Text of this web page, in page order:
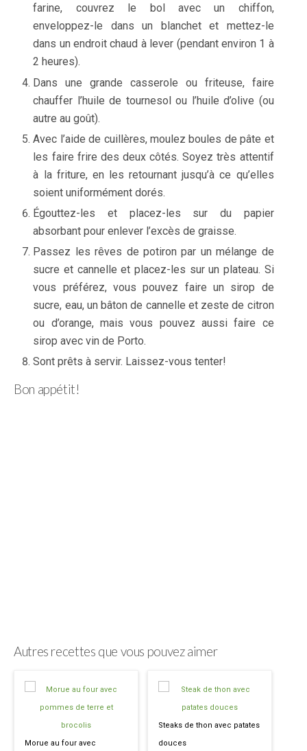
farine, couvrez le bol avec un chiffon,
enveloppez-le dans un blanchet et mettez-le
dans un endroit chaud à lever (pendant environ 1 à
2 heures).
Dans une grande casserole ou friteuse, faire
chauffer l’huile de tournesol ou l’huile d’olive (ou
autre au goût).
Avec l’aide de cuillères, moulez boules de pâte et
les faire frire des deux côtés. Soyez très attentif
à la friture, en les retournant jusqu’à ce qu’elles
soient uniformément dorés.
Égouttez-les et placez-les sur du papier
absorbant pour enlever l’excès de graisse.
Passez les rêves de potiron par un mélange de
sucre et cannelle et placez-les sur un plateau. Si
vous préférez, vous pouvez faire un sirop de
sucre, eau, un bâton de cannelle et zeste de citron
ou d’orange, mais vous pouvez aussi faire ce
sirop avec vin de Porto.
Sont prêts à servir. Laissez-vous tenter!
Bon appétit!
Autres recettes que vous pouvez aimer
Morue au four avec
Steaks de thon avec patates
douces